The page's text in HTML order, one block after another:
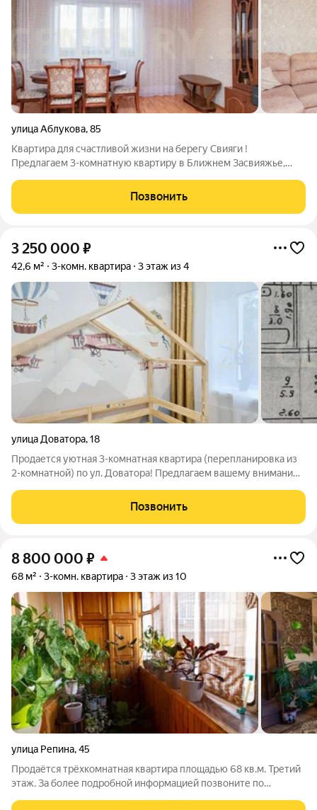
улица Аблукова,85
Квартира для счастливой жизни на берегу Свияги !
Предлагаем 3-комнатную квартиру в Ближнем Засвияжье,
Квартира- распашонка! Квартира: расположена на комфортном
Позвонить
3 250 000 ₽
42,6 м² 3-комн. квартира 3 этаж из 4
улица Доватора,18
Продается уютная 3-комнатная квартира (перепланировка из
2-комнатной) по ул. Доватора! Предлагаем вашему вниманию
расположенную на 3 этаже 4-этажного кирпичного дома.
Благодаря удачной
Позвонить
8 800 000 ₽
68 м² 3-комн. квартира 3 этаж из 10
улица Репина,45
Продаётся трёхкомнатная квартира площадью 68 кв.м. Третий
этаж. За более подробной информацией позвоните по